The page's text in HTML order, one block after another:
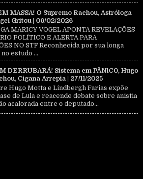
MASSA! O Supremo Rachou, Astróloga
Gritou | 06/02/2026
MARICY VOGEL APONTA REVELAÇÕES
POLÍTICO E ALERTA PARA
NO STF Reconhecida por sua longa
estudo ...
DERRUBARÁ! Sistema em PÂNlC0, Hugo
Cigana Arrepia | 27/11/2025
Hugo Motta e Lindbergh Farias expõe
de Lula e reacende debate sobre anistia
acalorada entre o deputado...